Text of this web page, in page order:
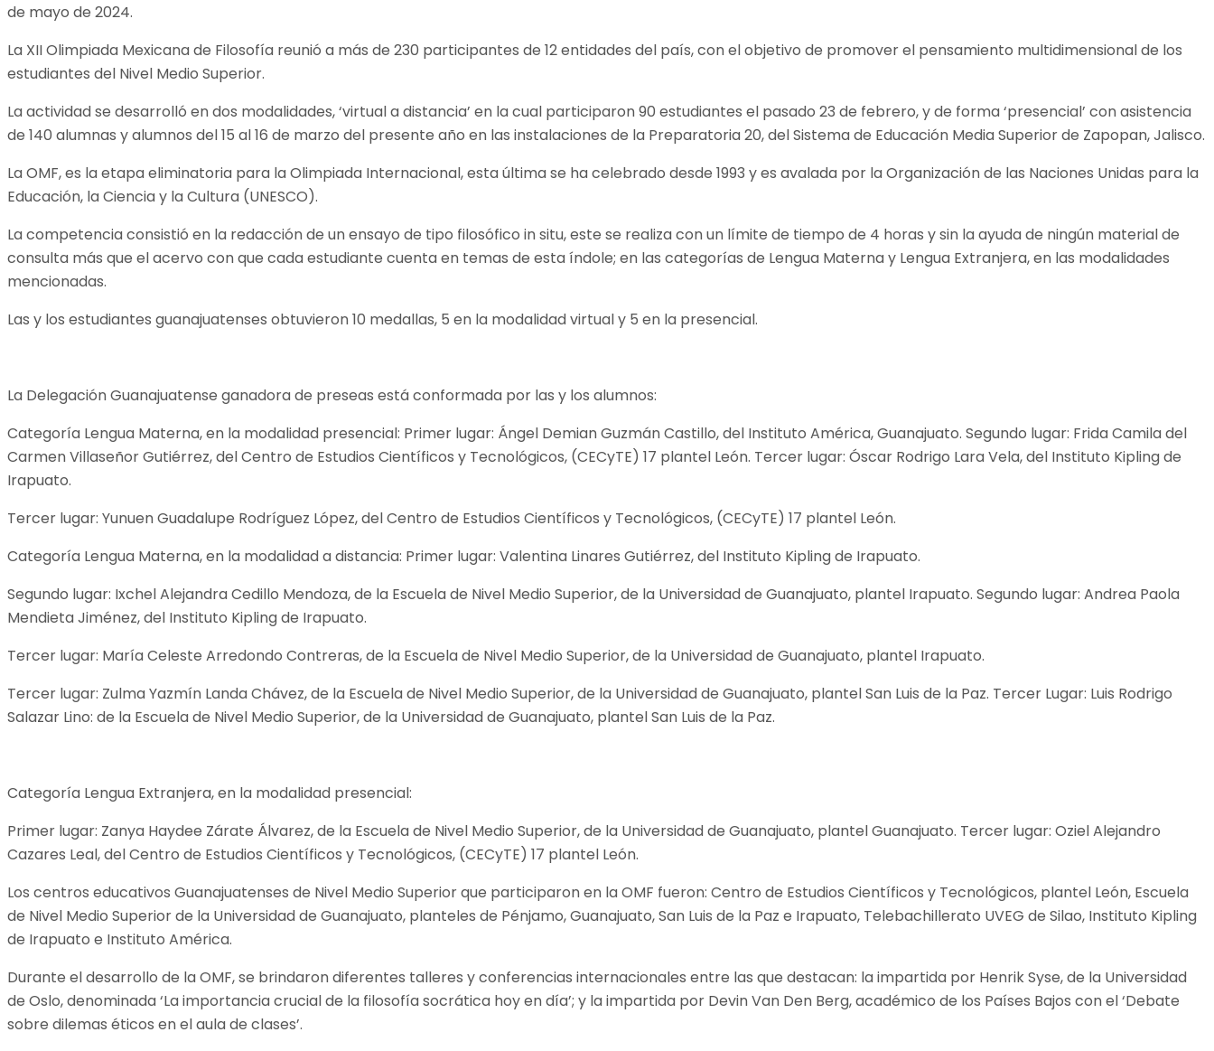
de mayo de 2024.
La XII Olimpiada Mexicana de Filosofía reunió a más de 230 participantes de 12 entidades del país, con el objetivo de promover el pensamiento multidimensional de los
estudiantes del Nivel Medio Superior.
La actividad se desarrolló en dos modalidades, ‘virtual a distancia’ en la cual participaron 90 estudiantes el pasado 23 de febrero, y de forma ‘presencial’ con asistencia
de 140 alumnas y alumnos del 15 al 16 de marzo del presente año en las instalaciones de la Preparatoria 20, del Sistema de Educación Media Superior de Zapopan, Jalisco.
La OMF, es la etapa eliminatoria para la Olimpiada Internacional, esta última se ha celebrado desde 1993 y es avalada por la Organización de las Naciones Unidas para la
Educación, la Ciencia y la Cultura (UNESCO).
La competencia consistió en la redacción de un ensayo de tipo filosófico in situ, este se realiza con un límite de tiempo de 4 horas y sin la ayuda de ningún material de
consulta más que el acervo con que cada estudiante cuenta en temas de esta índole; en las categorías de Lengua Materna y Lengua Extranjera, en las modalidades
mencionadas.
Las y los estudiantes guanajuatenses obtuvieron 10 medallas, 5 en la modalidad virtual y 5 en la presencial.
La Delegación Guanajuatense ganadora de preseas está conformada por las y los alumnos:
Categoría Lengua Materna, en la modalidad presencial: Primer lugar: Ángel Demian Guzmán Castillo, del Instituto América, Guanajuato. Segundo lugar: Frida Camila del
Carmen Villaseñor Gutiérrez, del Centro de Estudios Científicos y Tecnológicos, (CECyTE) 17 plantel León. Tercer lugar: Óscar Rodrigo Lara Vela, del Instituto Kipling de
Irapuato.
Tercer lugar: Yunuen Guadalupe Rodríguez López, del Centro de Estudios Científicos y Tecnológicos, (CECyTE) 17 plantel León.
Categoría Lengua Materna, en la modalidad a distancia: Primer lugar: Valentina Linares Gutiérrez, del Instituto Kipling de Irapuato.
Segundo lugar: Ixchel Alejandra Cedillo Mendoza, de la Escuela de Nivel Medio Superior, de la Universidad de Guanajuato, plantel Irapuato. Segundo lugar: Andrea Paola
Mendieta Jiménez, del Instituto Kipling de Irapuato.
Tercer lugar: María Celeste Arredondo Contreras, de la Escuela de Nivel Medio Superior, de la Universidad de Guanajuato, plantel Irapuato.
Tercer lugar: Zulma Yazmín Landa Chávez, de la Escuela de Nivel Medio Superior, de la Universidad de Guanajuato, plantel San Luis de la Paz. Tercer Lugar: Luis Rodrigo
Salazar Lino: de la Escuela de Nivel Medio Superior, de la Universidad de Guanajuato, plantel San Luis de la Paz.
Categoría Lengua Extranjera, en la modalidad presencial:
Primer lugar: Zanya Haydee Zárate Álvarez, de la Escuela de Nivel Medio Superior, de la Universidad de Guanajuato, plantel Guanajuato. Tercer lugar: Oziel Alejandro
Cazares Leal, del Centro de Estudios Científicos y Tecnológicos, (CECyTE) 17 plantel León.
Los centros educativos Guanajuatenses de Nivel Medio Superior que participaron en la OMF fueron: Centro de Estudios Científicos y Tecnológicos, plantel León, Escuela
de Nivel Medio Superior de la Universidad de Guanajuato, planteles de Pénjamo, Guanajuato, San Luis de la Paz e Irapuato, Telebachillerato UVEG de Silao, Instituto Kipling
de Irapuato e Instituto América.
Durante el desarrollo de la OMF, se brindaron diferentes talleres y conferencias internacionales entre las que destacan: la impartida por Henrik Syse, de la Universidad
de Oslo, denominada ‘La importancia crucial de la filosofía socrática hoy en día’; y la impartida por Devin Van Den Berg, académico de los Países Bajos con el ‘Debate
sobre dilemas éticos en el aula de clases’.